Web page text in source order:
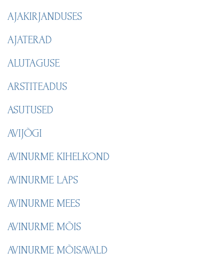
AJAKIRJANDUSES
AJATERAD
ALUTAGUSE
ARSTITEADUS
ASUTUSED
AVIJÕGI
AVINURME KIHELKOND
AVINURME LAPS
AVINURME MEES
AVINURME MÕIS
AVINURME MÕISAVALD